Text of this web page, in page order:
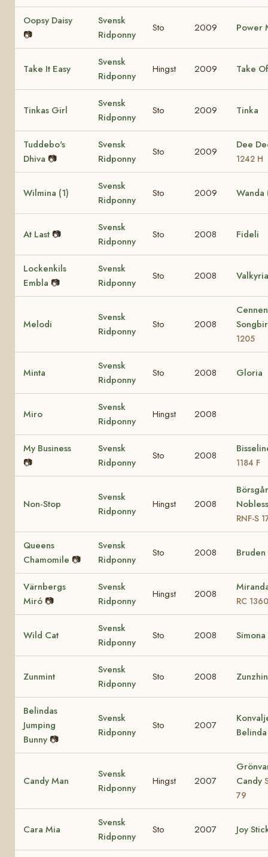
Oopsy Daisy
📷
Svensk
Ridponny
Sto 2009 Power
Take It Easy
Svensk
Ridponny
Hingst 2009 Take
Tinkas Girl
Svensk
Ridponny
Sto 2009 Tinka
Tuddebo's
Dhiva 📷
Svensk
Ridponny
Sto 2009
Dee
1242 H
Wilmina (1)
Svensk
Ridponny
Sto 2009 Wanda
At Last 📷
Svensk
Ridponny
Sto 2008 Fideli
Lockenkils
Embla 📷
Svensk
Ridponny
Sto 2008 Valkyria
Melodi
Svensk
Ridponny
Sto 2008
Cennen
1205
Minta
Svensk
Ridponny
Sto 2008 Gloria
Miro
Svensk
Ridponny
Hingst 2008
My Business
📷
Svensk
Ridponny
Sto 2008
1184 F
Non-Stop
Svensk
Ridponny
Hingst 2008
RNF-S
Queens
Chamomile 📷
Svensk
Ridponny
Sto 2008 Bruden
Värnbergs
Miró 📷
Svensk
Ridponny
Hingst 2008
RC 1360
Wild Cat
Svensk
Ridponny
Sto 2008 Simona
Zunmint
Svensk
Ridponny
Sto 2008
Belindas
Jumping
Bunny 📷
Svensk
Ridponny
Sto 2007
Belinda
Candy Man
Svensk
Ridponny
Hingst 2007
Candy
79
Cara Mia
Svensk
Ridponny
Sto 2007 Joy